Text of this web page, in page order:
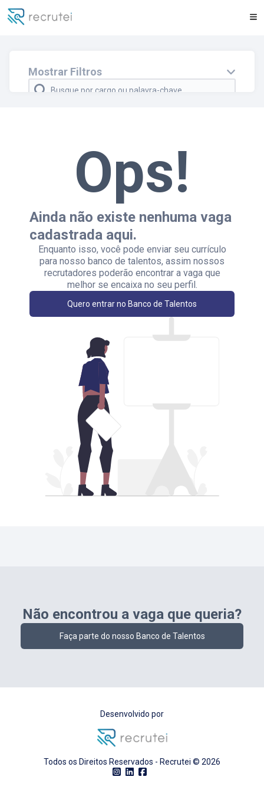
Mostrar Filtros
Ops!
Ainda não existe nenhuma vaga
cadastrada aqui.
Enquanto isso, você pode enviar seu currículo
para nosso banco de talentos, assim nossos
recrutadores poderão encontrar a vaga que
melhor se encaixa no seu perfil.
Quero entrar no Banco de Talentos
Não encontrou a vaga que queria?
Faça parte do nosso Banco de Talentos
Desenvolvido por
Todos os Direitos Reservados - Recrutei © 2026